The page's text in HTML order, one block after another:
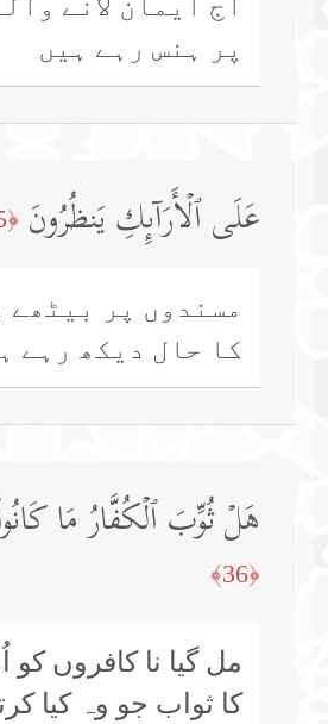
پر ہنس رہے ہیں
عَلَى ٱلۡأَرَاۤىِٕكِ یَنظُرُونَ ﴿35﴾
مسندوں پر بیٹھے
کا حال دیکھ رہے
هَلۡ ثُوِّبَ ٱلۡكُفَّارُ مَا
﴿36﴾
مل گیا نا کافروں
کا ثواب جو وہ کیا